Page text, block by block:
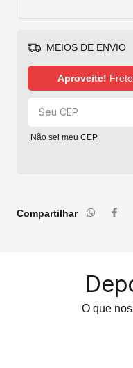
MEIOS DE ENVIO
Aproveite!
Não sei meu CEP
Compartilhar
O que